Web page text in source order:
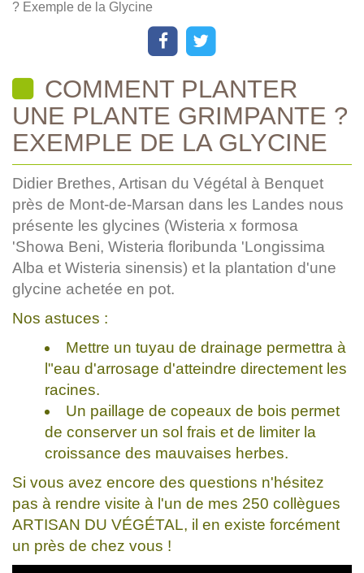
? Exemple de la Glycine
COMMENT PLANTER
UNE PLANTE GRIMPANTE ?
EXEMPLE DE LA GLYCINE
Didier Brethes, Artisan du Végétal à Benquet
près de Mont-de-Marsan dans les Landes nous
présente les glycines (Wisteria x formosa
'Showa Beni, Wisteria floribunda 'Longissima
Alba et Wisteria sinensis) et la plantation d'une
glycine achetée en pot.
Nos astuces :
Mettre un tuyau de drainage permettra à
l"eau d'arrosage d'atteindre directement les
racines.
Un paillage de copeaux de bois permet
de conserver un sol frais et de limiter la
croissance des mauvaises herbes.
Si vous avez encore des questions n'hésitez
pas à rendre visite à l'un de mes 250 collègues
ARTISAN DU VÉGÉTAL, il en existe forcément
un près de chez vous !